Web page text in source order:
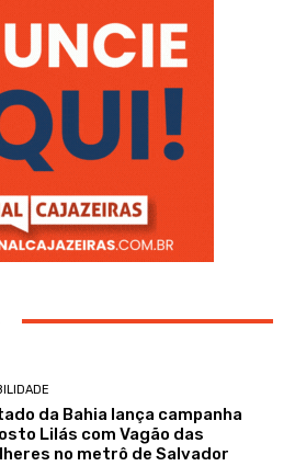
da Bahia lança campanha
Lilás com Vagão das
no metrô de Salvador